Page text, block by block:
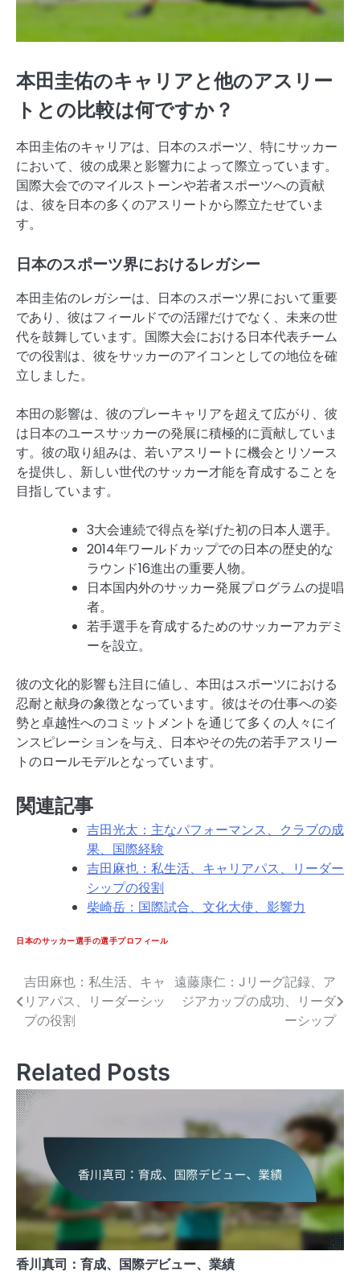
本田圭佑のキャリアと他のアスリー
トとの比較は何ですか？
本田圭佑のキャリアは、日本のスポーツ、特にサッカー
において、彼の成果と影響力によって際立っています。
国際大会でのマイルストーンや若者スポーツへの貢献
は、彼を日本の多くのアスリートから際立たせていま
す。
日本のスポーツ界におけるレガシー
本田圭佑のレガシーは、日本のスポーツ界において重要
であり、彼はフィールドでの活躍だけでなく、未来の世
代を鼓舞しています。国際大会における日本代表チーム
での役割は、彼をサッカーのアイコンとしての地位を確
立しました。
本田の影響は、彼のプレーキャリアを超えて広がり、彼
は日本のユースサッカーの発展に積極的に貢献していま
す。彼の取り組みは、若いアスリートに機会とリソース
を提供し、新しい世代のサッカー才能を育成することを
目指しています。
3大会連続で得点を挙げた初の日本人選手。
2014年ワールドカップでの日本の歴史的な
ラウンド16進出の重要人物。
日本国内外のサッカー発展プログラムの提唱
者。
若手選手を育成するためのサッカーアカデミ
ーを設立。
彼の文化的影響も注目に値し、本田はスポーツにおける
忍耐と献身の象徴となっています。彼はその仕事への姿
勢と卓越性へのコミットメントを通じて多くの人々にイ
ンスピレーションを与え、日本やその先の若手アスリー
トのロールモデルとなっています。
関連記事
吉田光太：主なパフォーマンス、クラブの成
果、国際経験
吉田麻也：私生活、キャリアパス、リーダー
シップの役割
柴崎岳：国際試合、文化大使、影響力
日本のサッカー選手の選手プロフィール
Post
navigation
吉田麻也：私生活、キャ
リアパス、リーダーシッ
プの役割
遠藤康仁：Jリーグ記録、ア
ジアカップの成功、リーダ
ーシップ
Related Posts
香川真司：育成、国際デビュー、業績